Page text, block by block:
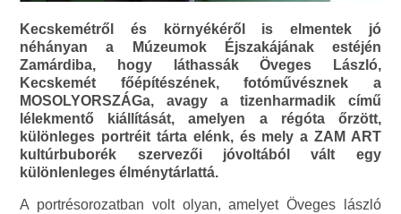
Kecskemétről és környékéről is elmentek jó
néhányan a Múzeumok Éjszakájának estéjén
Zamárdiba, hogy láthassák Öveges László,
Kecskemét főépítészének, fotóművésznek a
MOSOLYORSZÁGa, avagy a tizenharmadik című
lélekmentő kiállítását, amelyen a régóta őrzött,
különleges portréit tárta elénk, és mely a ZAM ART
kultúrbuborék szervezői jóvoltából vált egy
különlenleges élménytárlattá.
A portrésorozatban volt olyan, amelyet Öveges lászló